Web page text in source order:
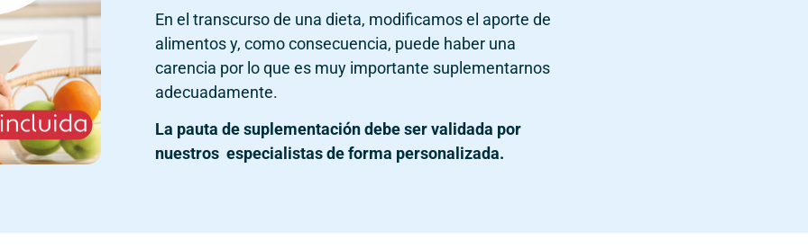
En el transcurso de una dieta, modificamos el aporte de
alimentos y, como consecuencia, puede haber una
carencia por lo que es muy importante suplementarnos
adecuadamente.
La pauta de suplementación debe ser validada por
nuestros especialistas de forma personalizada.